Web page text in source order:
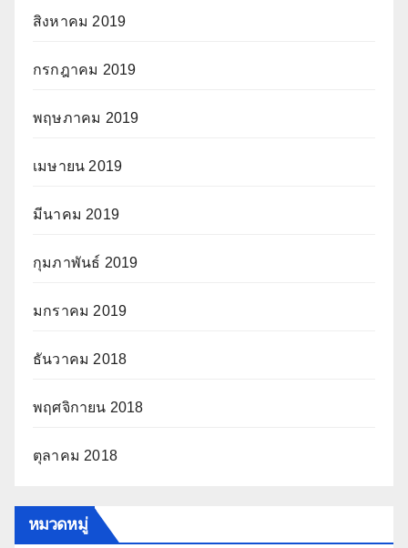
สิงหาคม 2019
กรกฎาคม 2019
พฤษภาคม 2019
เมษายน 2019
มีนาคม 2019
กุมภาพันธ์ 2019
มกราคม 2019
ธันวาคม 2018
พฤศจิกายน 2018
ตุลาคม 2018
หมวดหมู่